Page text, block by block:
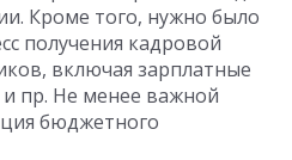
Кроме того, нужно было
получения кадровой
включая зарплатные
и пр. Не менее важной
бюджетного